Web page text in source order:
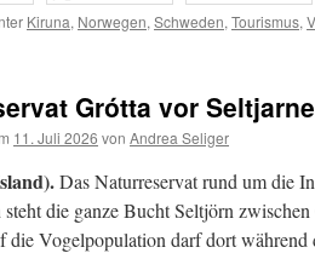
Kiruna, Norwegen, Schweden, Tourismus,
Grótta vor
11. Juli 2026 von Andrea Seliger
Das Naturreservat rund um die
die ganze Bucht Seltjörn
die Vogelpopulation darf dort während